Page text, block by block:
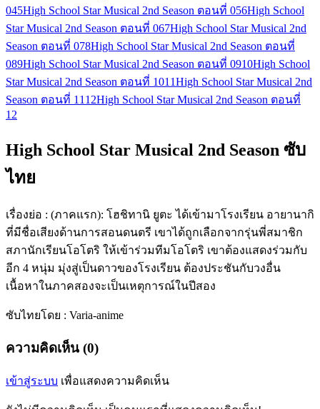
045High School Star Musical 2nd Season ตอนที่ 056High School
Star Musical 2nd Season ตอนที่ 067High School Star Musical 2nd
Season ตอนที่ 078High School Star Musical 2nd Season ตอนที่
089High School Star Musical 2nd Season ตอนที่ 0910High School
Star Musical 2nd Season ตอนที่ 1011High School Star Musical 2nd
Season ตอนที่ 11 12High School Star Musical 2nd Season ตอนที่
12
High School Star Musical 2nd Season ซับ
ไทย
เรื่องย่อ : (ภาคแรก): โฮชิทานิ ยูตะ ได้เข้ามาโรงเรียน อายานากิ
ที่มีชื่อเสียงด้านการสอนดนตรี เขาได้ถูกเลือกจากรุ่นพี่สมาชิก
สภานักเรียนโอโตริ ให้เข้าร่วมทีมโอโตริ เขาต้องแสดงร่วมกับ
อีก 4 หนุ่ม มุ่งสู่เป็นดาวของโรงเรียน ต้องประชันกับวงอื่น
เนื้อหาในภาคสองจะเป็นเหตุการณ์ในปีสอง
ซับไทยโดย : Varia-anime
ความคิดเห็น (0)
เข้าสู่ระบบ เพื่อแสดงความคิดเห็น